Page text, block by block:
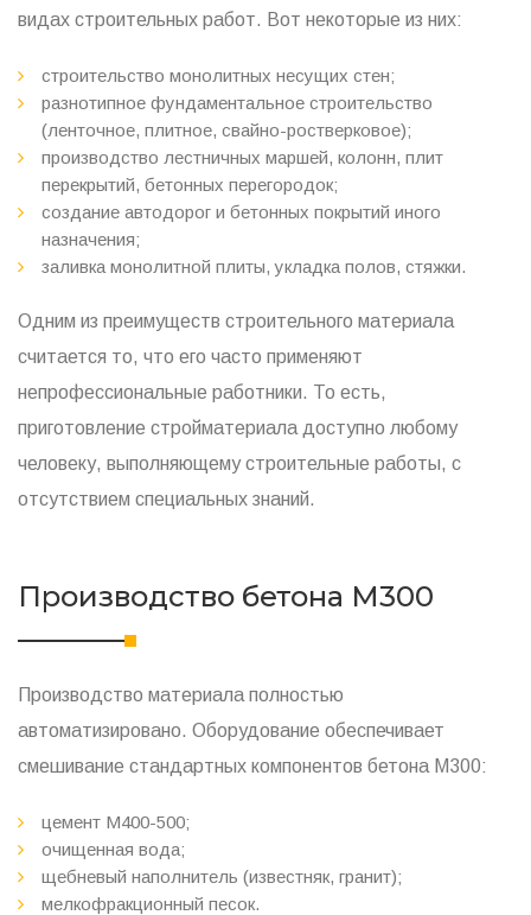
видах строительных работ. Вот некоторые из них:
строительство монолитных несущих стен;
разнотипное фундаментальное строительство
(ленточное, плитное, свайно-ростверковое);
производство лестничных маршей, колонн, плит
перекрытий, бетонных перегородок;
создание автодорог и бетонных покрытий иного
назначения;
заливка монолитной плиты, укладка полов, стяжки.
Одним из преимуществ строительного материала
считается то, что его часто применяют
непрофессиональные работники. То есть,
приготовление стройматериала доступно любому
человеку, выполняющему строительные работы, с
отсутствием специальных знаний.
Производство бетона М300
Производство материала полностью
автоматизировано. Оборудование обеспечивает
смешивание стандартных компонентов бетона М300:
цемент М400-500;
очищенная вода;
щебневый наполнитель (известняк, гранит);
мелкофракционный песок.